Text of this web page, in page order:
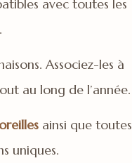
avec toutes les
Associez-les à
au long de l’année.
ainsi que toutes
uniques.